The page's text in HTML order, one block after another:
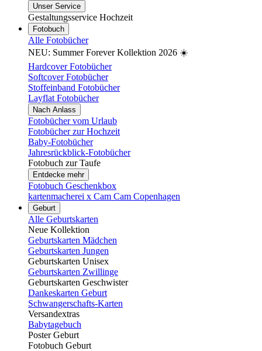
Unser Service
Gestaltungsservice Hochzeit
Fotobuch
Alle Fotobücher
NEU: Summer Forever Kollektion 2026 ☀️
Hardcover Fotobücher
Softcover Fotobücher
Stoffeinband Fotobücher
Layflat Fotobücher
Nach Anlass
Fotobücher vom Urlaub
Fotobücher zur Hochzeit
Baby-Fotobücher
Jahresrückblick-Fotobücher
Fotobuch zur Taufe
Entdecke mehr
Fotobuch Geschenkbox
kartenmacherei x Cam Cam Copenhagen
Geburt
Alle Geburtskarten
Neue Kollektion
Geburtskarten Mädchen
Geburtskarten Jungen
Geburtskarten Unisex
Geburtskarten Zwillinge
Geburtskarten Geschwister
Dankeskarten Geburt
Schwangerschafts-Karten
Versandextras
Babytagebuch
Poster Geburt
Fotobuch Geburt